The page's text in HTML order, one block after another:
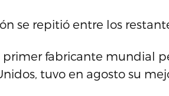
se repitió entre los
primer fabricante mundial
tuvo en agosto su